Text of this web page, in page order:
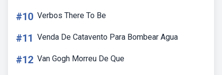
#10 Verbos There To Be
#11 Venda De Catavento Para Bombear Agua
#12 Van Gogh Morreu De Que